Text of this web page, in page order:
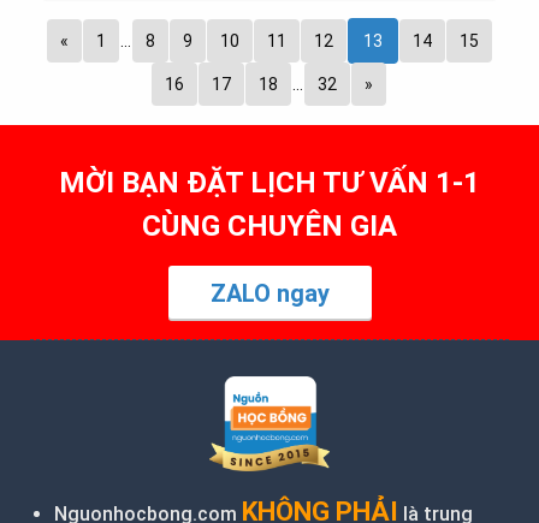
« 1 8 9 10 11 12 13 14 15
16 17 18 32 »
MỜI BẠN ĐẶT LỊCH TƯ VẤN 1-1
CÙNG CHUYÊN GIA
ZALO ngay
Nguonhocbong.com KHÔNG PHẢI là trung